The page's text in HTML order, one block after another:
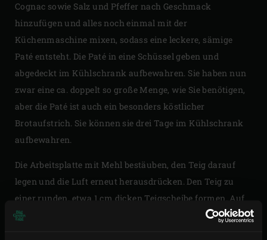
Cognac sowie Salz und Pfeffer nach Geschmack
hinzufügen und alles noch einmal mit der
Küchenmaschine mixen, sodass eine leckere, sämige
Paté entsteht. Die Paté in eine Schüssel geben und
abgedeckt im Kühlschrank aufbewahren. Sie haben nun
zwar eine ca. doppelt so große Menge, wie Sie benötigen,
aber die Paté ist auch ein besonders köstlicher
Brotaufstrich. Sie können sie drei Tage im Kühlschrank
aufbewahren.
Die Arbeitsplatte mit Mehl bestäuben, den Teig darauf
legen und die Luft erneut herausdrücken. Den Teig zu
einer runden, etwa 1 cm dicken Teigscheibe formen. Auf
den flachen Back- und Pizzastein legen, die